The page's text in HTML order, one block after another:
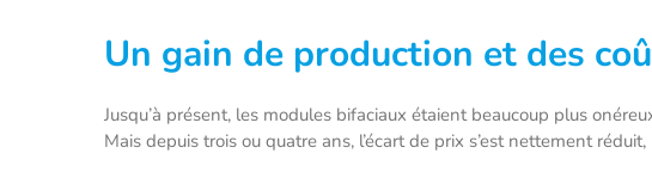
Un gain de production et des
Jusqu’à présent, les modules bifaciaux étaient beaucoup plus
Mais depuis trois ou quatre ans, l’écart de prix s’est nettement